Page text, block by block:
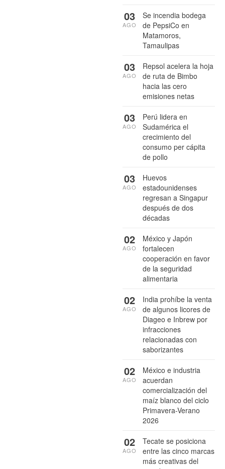
Se incendia bodega
de PepsiCo en
Matamoros,
Tamaulipas
03
AGO
Repsol acelera la hoja
de ruta de Bimbo
hacia las cero
emisiones netas
03
AGO
Perú lidera en
Sudamérica el
crecimiento del
consumo per cápita
de pollo
03
AGO
Huevos
estadounidenses
regresan a Singapur
después de dos
décadas
03
AGO
México y Japón
fortalecen
cooperación en favor
de la seguridad
alimentaria
02
AGO
India prohíbe la venta
de algunos licores de
Diageo e Inbrew por
infracciones
relacionadas con
saborizantes
02
AGO
México e industria
acuerdan
comercialización del
maíz blanco del ciclo
Primavera-Verano
2026
02
AGO
Tecate se posiciona
entre las cinco marcas
más creativas del
02
AGO